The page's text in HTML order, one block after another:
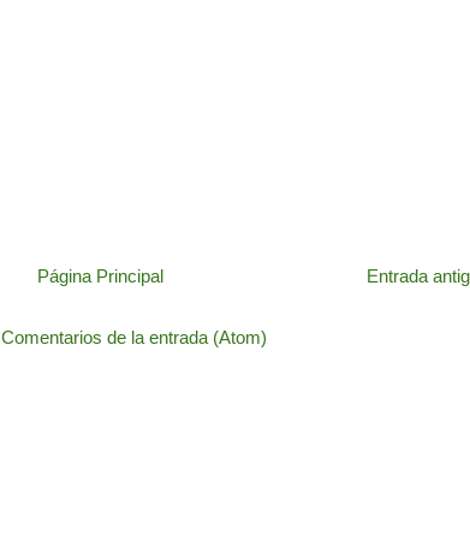
Entrada
Página Principal
Comentarios de la entrada (Atom)